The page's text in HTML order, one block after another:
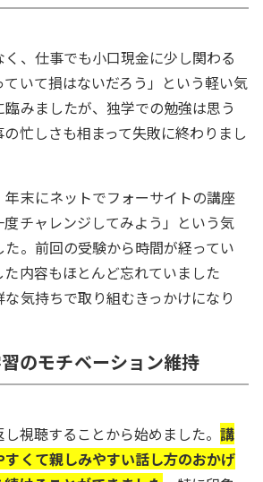
、仕事でも小口現金に少し関わる
いて損はないだろう」という軽い気
みましたが、独学での勉強は思う
忙しさも相まって失敗に終わりまし
末にネットでフォーサイトの講座
チャレンジしてみよう」という気
。前回の受験から時間が経ってい
内容もほとんど忘れていました
気持ちで取り組むきっかけになり
のモチベーション維持
し視聴することから始めました。講
くて親しみやすい話し方のおかげ